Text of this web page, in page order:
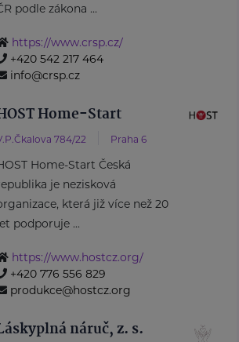
podle zákona ...
https://www.crsp.cz/
+420 542 217 464
info@crsp.cz
Home-Start
784/22 Praha 6
Home-Start Česká
je nezisková
která již více než 20
podporuje ...
https://www.hostcz.org/
+420 776 556 829
produkce@hostcz.org
náruč, z. s.